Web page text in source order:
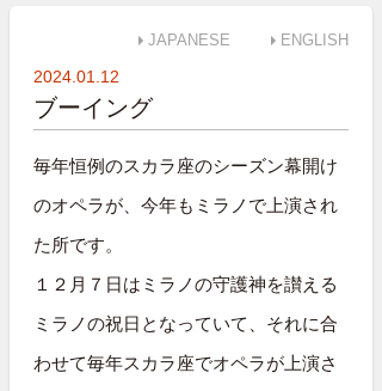
JAPANESE ENGLISH
2024.01.12
ブーイング
毎年恒例のスカラ座のシーズン幕開け
のオペラが、今年もミラノで上演され
た所です。
１２月７日はミラノの守護神を讃える
ミラノの祝日となっていて、それに合
わせて毎年スカラ座でオペラが上演さ